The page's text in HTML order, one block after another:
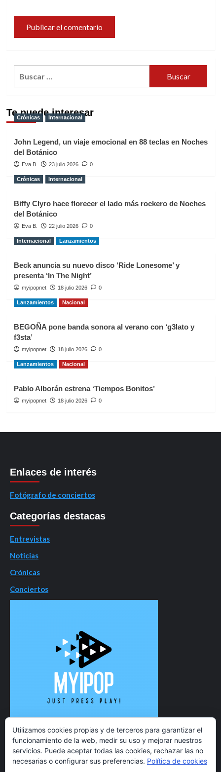
Te puede interesar
Crónicas Internacional
John Legend, un viaje emocional en 88 teclas en Noches
del Botánico
Eva B. 23 julio 2026 0
Crónicas Internacional
Biffy Clyro hace florecer el lado más rockero de Noches
del Botánico
Eva B. 22 julio 2026 0
Internacional Lanzamientos
Beck anuncia su nuevo disco ‘Ride Lonesome’ y
presenta ‘In The Night’
myipopnet 18 julio 2026 0
Lanzamientos Nacional
BEGOÑA pone banda sonora al verano con ‘g3lato y
f3sta’
myipopnet 18 julio 2026 0
Lanzamientos Nacional
Pablo Alborán estrena ‘Tiempos Bonitos’
myipopnet 18 julio 2026 0
Enlaces de interés
Fotógrafo de conciertos
Categorías destacas
Entrevistas
Noticias
Crónicas
Conciertos
Utilizamos cookies propias y de terceros para garantizar el
funcionamiento de la web, medir su uso y mejorar nuestros
servicios. Puede aceptar todas las cookies, rechazar las no
necesarias o configurar sus preferencias. Política de cookies